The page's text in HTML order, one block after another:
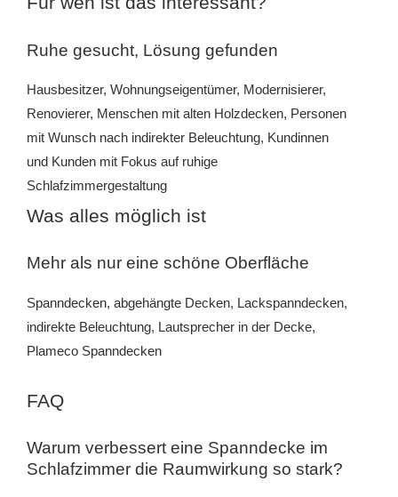
Ruhe gesucht, Lösung gefunden
Hausbesitzer, Wohnungseigentümer, Modernisierer,
Renovierer, Menschen mit alten Holzdecken, Personen
mit Wunsch nach indirekter Beleuchtung, Kundinnen
und Kunden mit Fokus auf ruhige
Schlafzimmergestaltung
Was alles möglich ist
Mehr als nur eine schöne Oberfläche
Spanndecken, abgehängte Decken, Lackspanndecken,
indirekte Beleuchtung, Lautsprecher in der Decke,
Plameco Spanndecken
FAQ
Warum verbessert eine Spanndecke im
Schlafzimmer die Raumwirkung so stark?